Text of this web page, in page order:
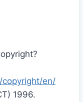
en/
1996.